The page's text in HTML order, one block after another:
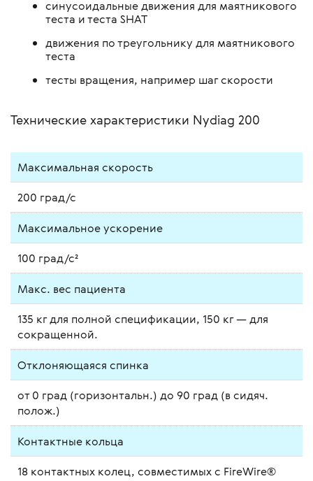
синусоидальные движения для маятникового
теста и теста SHAT
движения по треугольнику для маятникового
теста
тесты вращения, например шаг скорости
Технические характеристики Nydiag 200
Максимальная скорость
200 град/с
Максимальное ускорение
100 град/с²
Макс. вес пациента
135 кг для полной спецификации, 150 кг — для
сокращенной.
Отклоняющаяся спинка
от 0 град (горизонтальн.) до 90 град (в сидяч.
полож.)
Контактные кольца
18 контактных колец, совместимых с FireWire®